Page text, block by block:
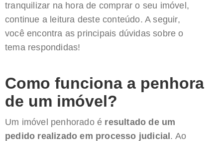
tranquilizar na hora de comprar o seu imóvel,
continue a leitura deste conteúdo. A seguir,
você encontra as principais dúvidas sobre o
tema respondidas!
Como funciona a penhora
de um imóvel?
Um imóvel penhorado é resultado de um
pedido realizado em processo judicial . Ao